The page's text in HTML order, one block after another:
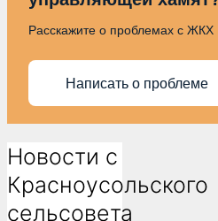
Расскажите о проблемах с ЖКХ
Написать о проблеме
Новости с
Красноусольского
сельсовета